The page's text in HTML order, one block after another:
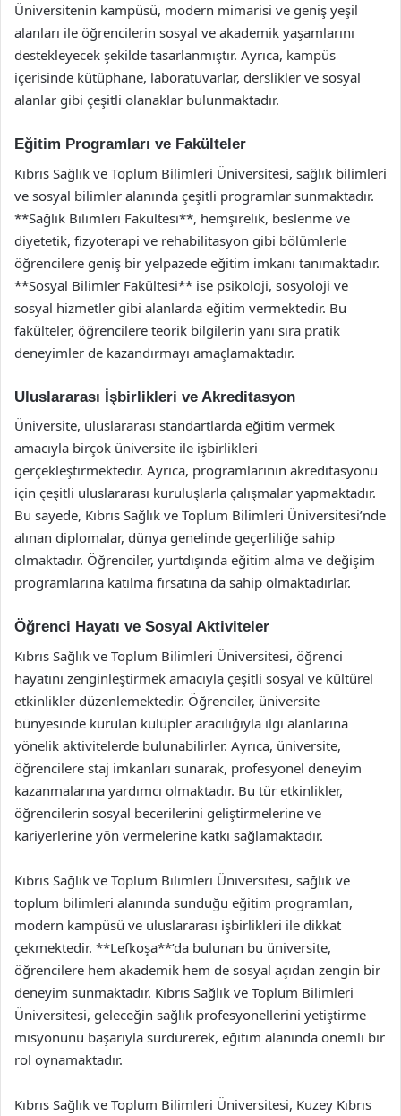
Üniversitenin kampüsü, modern mimarisi ve geniş yeşil
alanları ile öğrencilerin sosyal ve akademik yaşamlarını
destekleyecek şekilde tasarlanmıştır. Ayrıca, kampüs
içerisinde kütüphane, laboratuvarlar, derslikler ve sosyal
alanlar gibi çeşitli olanaklar bulunmaktadır.
Eğitim Programları ve Fakülteler
Kıbrıs Sağlık ve Toplum Bilimleri Üniversitesi, sağlık bilimleri
ve sosyal bilimler alanında çeşitli programlar sunmaktadır.
**Sağlık Bilimleri Fakültesi**, hemşirelik, beslenme ve
diyetetik, fizyoterapi ve rehabilitasyon gibi bölümlerle
öğrencilere geniş bir yelpazede eğitim imkanı tanımaktadır.
**Sosyal Bilimler Fakültesi** ise psikoloji, sosyoloji ve
sosyal hizmetler gibi alanlarda eğitim vermektedir. Bu
fakülteler, öğrencilere teorik bilgilerin yanı sıra pratik
deneyimler de kazandırmayı amaçlamaktadır.
Uluslararası İşbirlikleri ve Akreditasyon
Üniversite, uluslararası standartlarda eğitim vermek
amacıyla birçok üniversite ile işbirlikleri
gerçekleştirmektedir. Ayrıca, programlarının akreditasyonu
için çeşitli uluslararası kuruluşlarla çalışmalar yapmaktadır.
Bu sayede, Kıbrıs Sağlık ve Toplum Bilimleri Üniversitesi’nde
alınan diplomalar, dünya genelinde geçerliliğe sahip
olmaktadır. Öğrenciler, yurtdışında eğitim alma ve değişim
programlarına katılma fırsatına da sahip olmaktadırlar.
Öğrenci Hayatı ve Sosyal Aktiviteler
Kıbrıs Sağlık ve Toplum Bilimleri Üniversitesi, öğrenci
hayatını zenginleştirmek amacıyla çeşitli sosyal ve kültürel
etkinlikler düzenlemektedir. Öğrenciler, üniversite
bünyesinde kurulan kulüpler aracılığıyla ilgi alanlarına
yönelik aktivitelerde bulunabilirler. Ayrıca, üniversite,
öğrencilere staj imkanları sunarak, profesyonel deneyim
kazanmalarına yardımcı olmaktadır. Bu tür etkinlikler,
öğrencilerin sosyal becerilerini geliştirmelerine ve
kariyerlerine yön vermelerine katkı sağlamaktadır.
Kıbrıs Sağlık ve Toplum Bilimleri Üniversitesi, sağlık ve
toplum bilimleri alanında sunduğu eğitim programları,
modern kampüsü ve uluslararası işbirlikleri ile dikkat
çekmektedir. **Lefkoşa**’da bulunan bu üniversite,
öğrencilere hem akademik hem de sosyal açıdan zengin bir
deneyim sunmaktadır. Kıbrıs Sağlık ve Toplum Bilimleri
Üniversitesi, geleceğin sağlık profesyonellerini yetiştirme
misyonunu başarıyla sürdürerek, eğitim alanında önemli bir
rol oynamaktadır.
Kıbrıs Sağlık ve Toplum Bilimleri Üniversitesi, Kuzey Kıbrıs